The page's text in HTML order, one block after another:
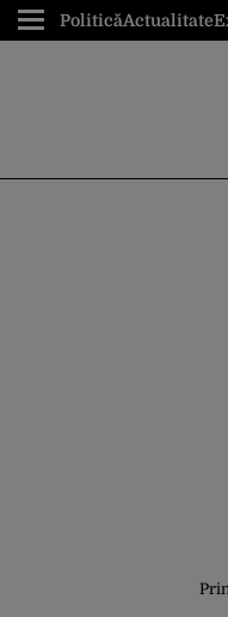
PoliticăActualitate